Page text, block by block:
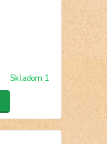
Skladom 1